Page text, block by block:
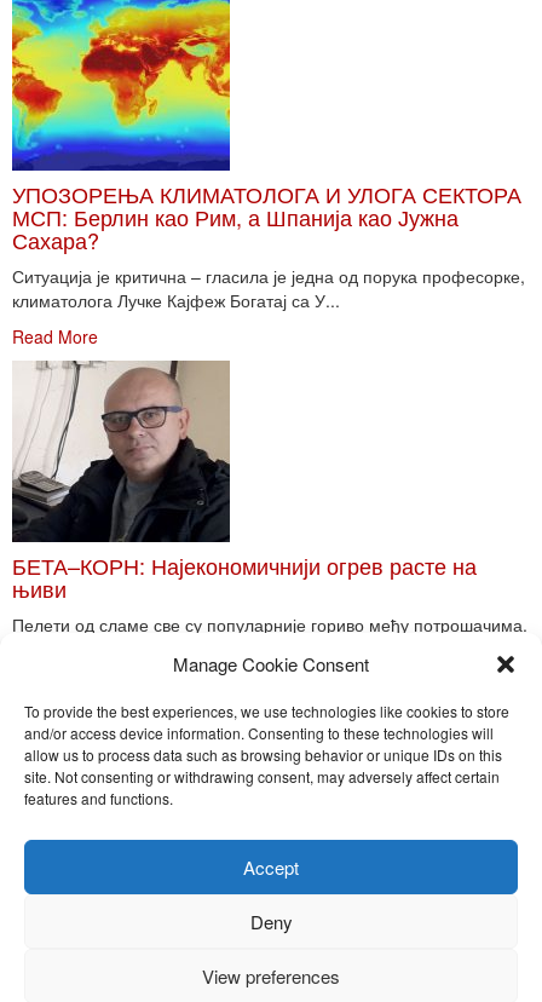
Manage Cookie Consent
To provide the best experiences, we use technologies like cookies to store
and/or access device information. Consenting to these technologies will
allow us to process data such as browsing behavior or unique IDs on this
site. Not consenting or withdrawing consent, may adversely affect certain
features and functions.
Accept
Deny
View preferences
УПОЗОРЕЊА КЛИМАТОЛОГА И УЛОГА СЕКТОРА
МСП: Берлин као Рим, а Шпанија као Јужна
Сахара?
Ситуација је критична – гласила је једна од порука професорке,
климатолога Лучке Кајфеж Богатај са У...
Read More
БЕТА–КОРН: Најекономичнији огрев расте на
њиви
Пелети од сламе све су популарније гориво међу потрошачима.
Toggle
Nira Press d.o.o.
Sadržaj ovog sajta je zakonom zaštićena intelektualna svojina
kopiranje, objavljivanje celine ili delova bilo kog proizvoda NiraPress